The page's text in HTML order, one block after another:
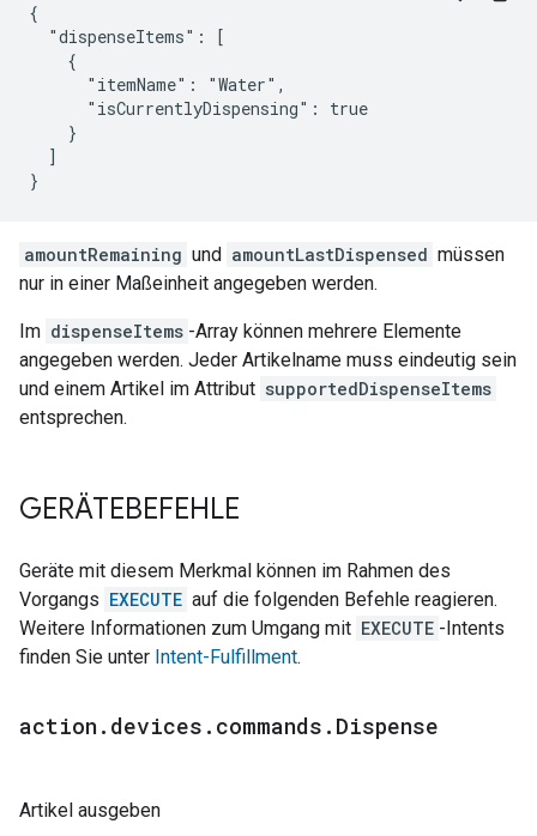
{
  "dispenseItems": [
    {
      "itemName": "Water",
      "isCurrentlyDispensing": true
    }
  ]
}
amountRemaining und amountLastDispensed müssen
nur in einer Maßeinheit angegeben werden.
Im dispenseItems -Array können mehrere Elemente
angegeben werden. Jeder Artikelname muss eindeutig sein
und einem Artikel im Attribut supportedDispenseItems
entsprechen.
GERÄTEBEFEHLE
Geräte mit diesem Merkmal können im Rahmen des
Vorgangs EXECUTE auf die folgenden Befehle reagieren.
Weitere Informationen zum Umgang mit EXECUTE -Intents
finden Sie unter Intent-Fulfillment.
action . devices . commands . Dispense
Artikel ausgeben